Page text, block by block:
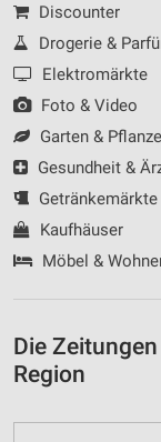
Discounter
Drogerie &
Elektromärkte
Foto & Video
Garten &
Gesundheit &
Getränkemärkte
Kaufhäuser
Möbel &
Die
Region